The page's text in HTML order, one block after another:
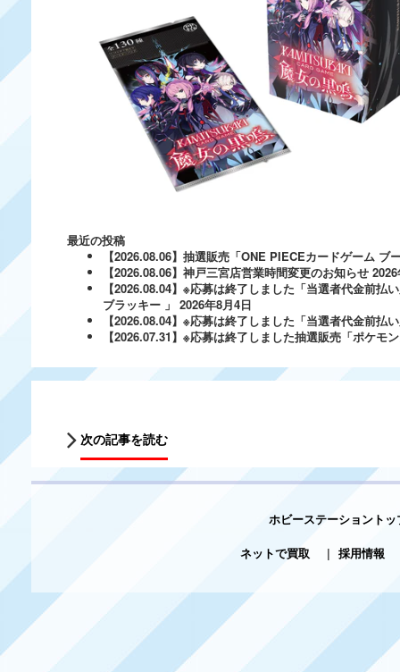
最近の投稿
【2026.08.06】抽選販売「ONE PIECEカードゲーム ブ
【2026.08.06】神戸三宮店営業時間変更のお知らせ
【2026.08.04】※応募は終了しました「当選者代金前
ブラッキー 」 2026年8月4日
【2026.08.04】※応募は終了しました「当選者代金前
【2026.07.31】※応募は終了しました抽選販売「ポケ
次の記事を読む
ホビーステーショントッ
ネットで買取
| 採用情報